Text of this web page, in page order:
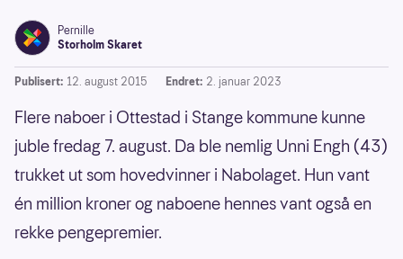
Pernille
Storholm Skaret
Publisert: 12. august 2015 Endret: 2. januar 2023
Flere naboer i Ottestad i Stange kommune kunne
juble fredag 7. august. Da ble nemlig Unni Engh (43)
trukket ut som hovedvinner i Nabolaget. Hun vant
én million kroner og naboene hennes vant også en
rekke pengepremier.